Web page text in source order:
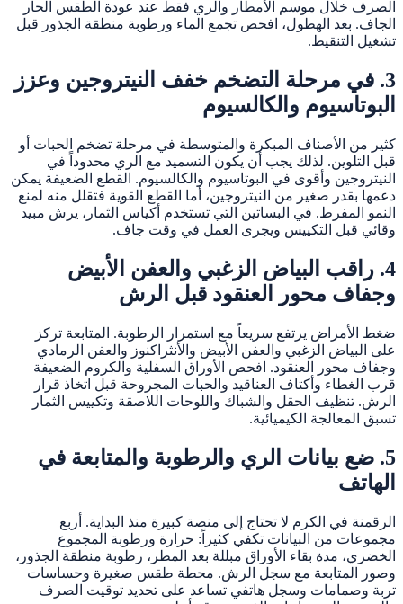
الصرف خلال موسم الأمطار والري فقط عند عودة الطقس الحار
الجاف. بعد الهطول، افحص تجمع الماء ورطوبة منطقة الجذور قبل
تشغيل التنقيط.
3. في مرحلة التضخم خفف النيتروجين وعزز
البوتاسيوم والكالسيوم
كثير من الأصناف المبكرة والمتوسطة في مرحلة تضخم الحبات أو
قبل التلوين. لذلك يجب أن يكون التسميد مع الري محدوداً في
النيتروجين وأقوى في البوتاسيوم والكالسيوم. القطع الضعيفة يمكن
دعمها بقدر صغير من النيتروجين، أما القطع القوية فتقلل منه لمنع
النمو المفرط. في البساتين التي تستخدم أكياس الثمار، يرش مبيد
وقائي قبل التكييس ويجرى العمل في وقت جاف.
4. راقب البياض الزغبي والعفن الأبيض
وجفاف محور العنقود قبل الرش
ضغط الأمراض يرتفع سريعاً مع استمرار الرطوبة. المتابعة تركز
على البياض الزغبي والعفن الأبيض والأنثراكنوز والعفن الرمادي
وجفاف محور العنقود. افحص الأوراق السفلية والكروم الضعيفة
قرب الغطاء وأكتاف العناقيد والحبات المجروحة قبل اتخاذ قرار
الرش. تنظيف الحقل والشباك واللوحات اللاصقة وتكييس الثمار
تسبق المعالجة الكيميائية.
5. ضع بيانات الري والرطوبة والمتابعة في
الهاتف
الرقمنة في الكرم لا تحتاج إلى منصة كبيرة منذ البداية. أربع
مجموعات من البيانات تكفي كثيراً: حرارة ورطوبة المجموع
الخضري، مدة بقاء الأوراق مبللة بعد المطر، رطوبة منطقة الجذور،
وصور المتابعة مع سجل الرش. محطة طقس صغيرة وحساسات
تربة وصمامات وسجل هاتفي تساعد على تحديد توقيت الصرف